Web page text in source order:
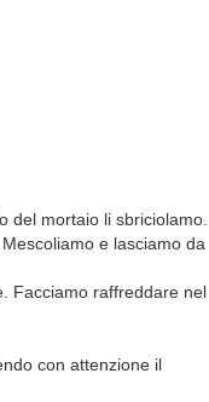
del mortaio li sbriciolamo.
e lasciamo da
Facciamo raffreddare nel
con attenzione il